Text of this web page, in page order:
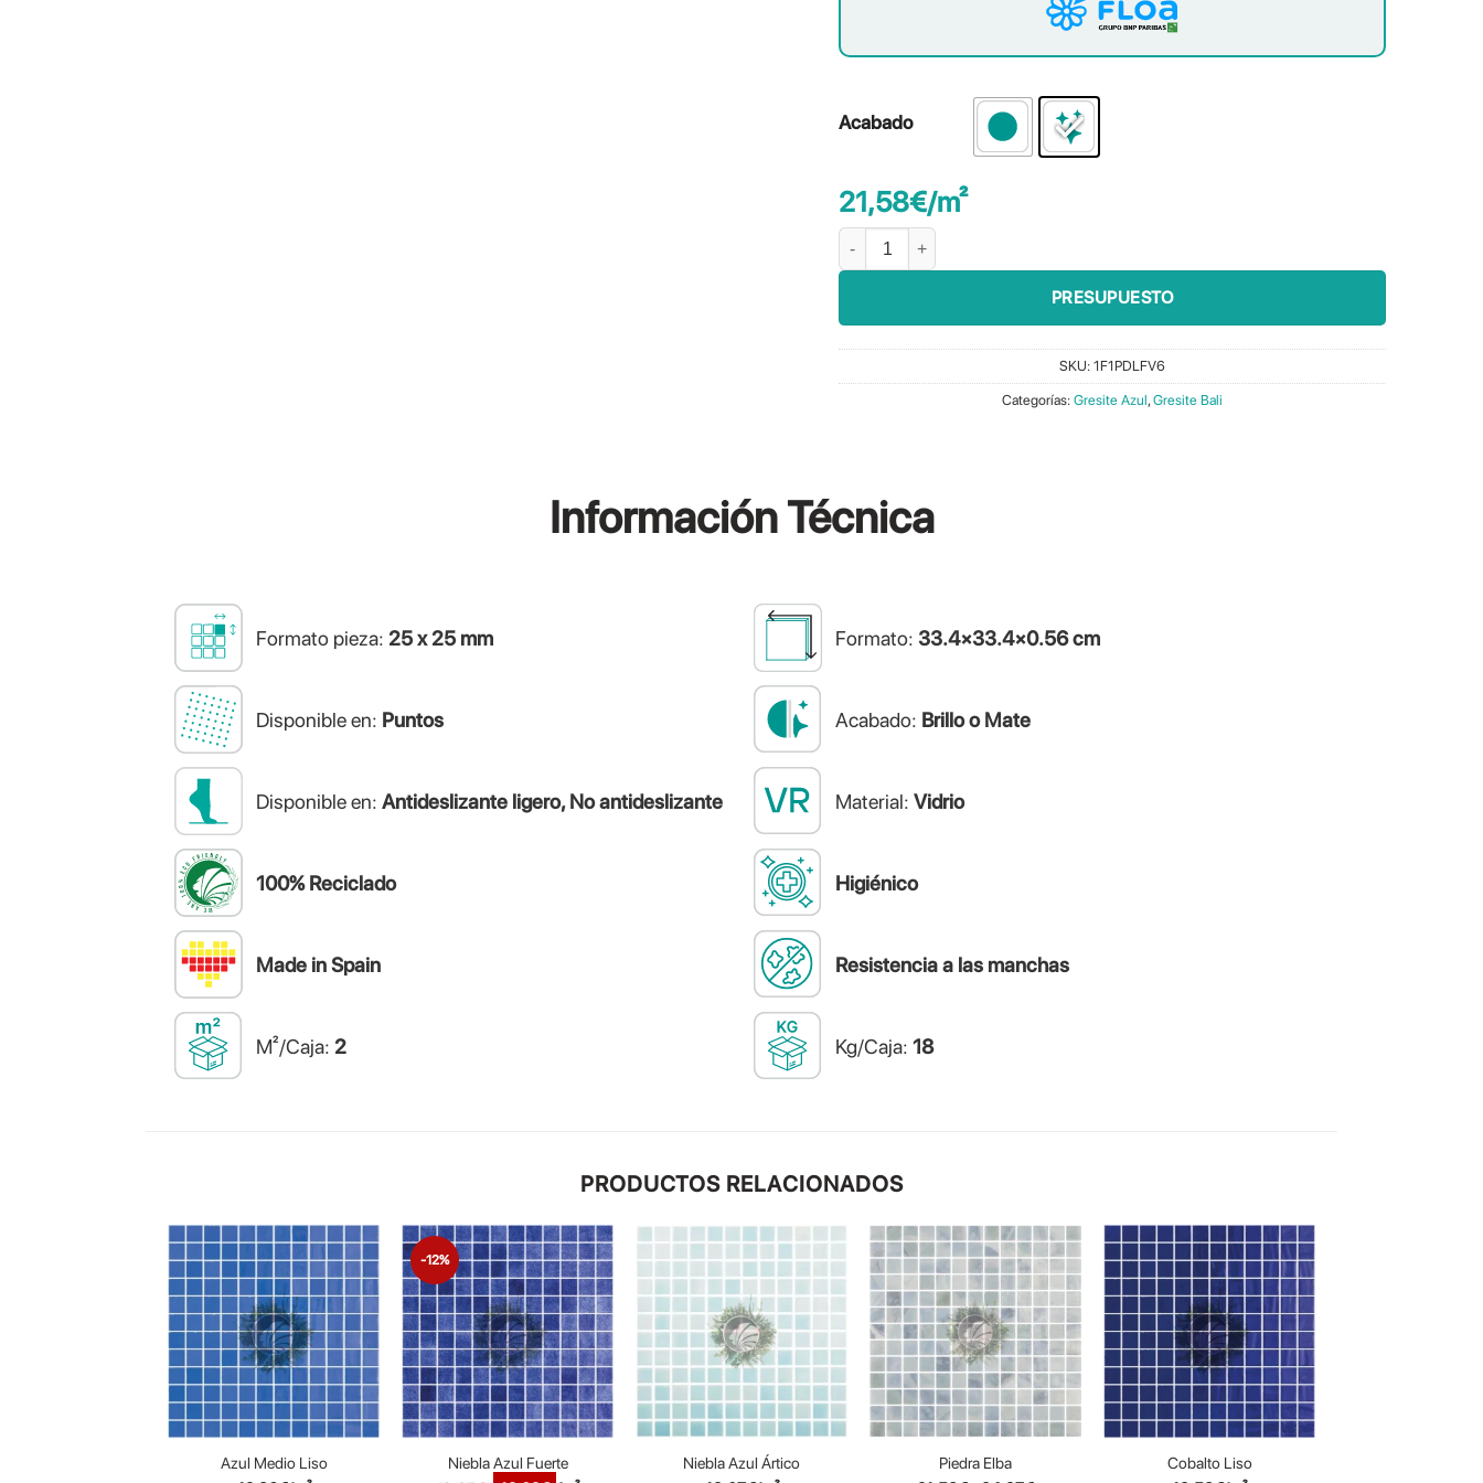
Acabado
21,58€/m²
Piedra Delfos cantidad
PRESUPUESTO
SKU: 1F1PDLFV6
Categorías: Gresite Azul, Gresite Bali
InformaciónTécnica
Formato pieza: 25 x 25 mm Formato: 33.4×33.4×0.56 cm
Disponible en: Puntos Acabado: Brillo o Mate
Disponible en: Antideslizante ligero, No antideslizante Material: Vidrio
100% Reciclado Higiénico
Made in Spain Resistencia a las manchas
M²/Caja: 2 Kg/Caja: 18
PRODUCTOS RELACIONADOS
Azul Medio Liso
-12%
Niebla Azul Fuerte
Niebla Azul Ártico
Piedra Elba
Cobalto Liso